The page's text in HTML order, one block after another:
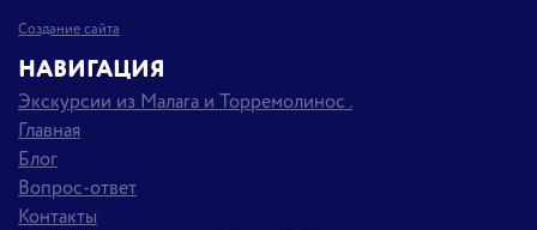
Создание сайта
НАВИГАЦИЯ
Экскурсии из Малага и Торремолинос .
Главная
Блог
Вопрос-ответ
Контакты